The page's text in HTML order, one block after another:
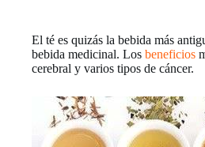
El té es quizás la bebida más
bebida medicinal. Los beneficios
cerebral y varios tipos de cáncer.